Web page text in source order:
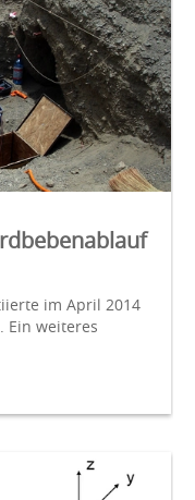
im April 2014
Ein weiteres